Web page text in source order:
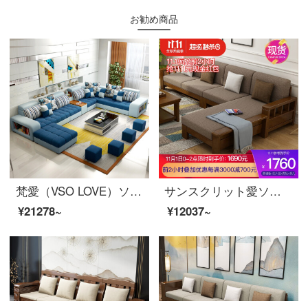
お勧め商品
梵愛（VSO LOVE）ソファ布芸ソファー現代ファッションはソファの大きさと部屋型ソファリビングルームの家具の標準版（スポンジシートバッグ）-5点セットを取り外すことができます。
¥21278~
サンスクリット愛ソファ冬と夏の両方を使用して、実木ソファ全実木布芸ソファ現代簡単な中国式の組み合わせラテックスソファーのリビングルームのセットの家族の普通バージョン-3人のビット
¥12037~